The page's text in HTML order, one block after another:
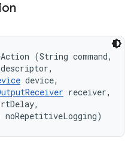
(String command,
device,
receiver,
noRepetitiveLogging)